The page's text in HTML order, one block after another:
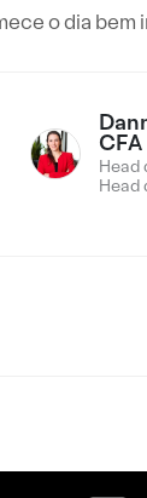
o dia bem
CFA
Head
Head